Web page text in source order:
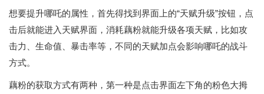
想要提升哪吒的属性，首先得找到界面上的“天赋升级”按钮，点
击后就能进入天赋界面，消耗藕粉就能升级各项天赋，比如攻
击力、生命值、暴击率等，不同的天赋加点会影响哪吒的战斗
方式。
藕粉的获取方式有两种，第一种是点击界面左下角的粉色大拇